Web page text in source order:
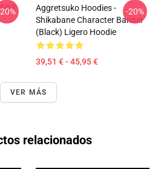
Aggretsuko Hoodies -
Shikabane Character Banner
(Black) Ligero Hoodie
39,51 € - 45,95 €
-20%
VER MÁS
relacionados